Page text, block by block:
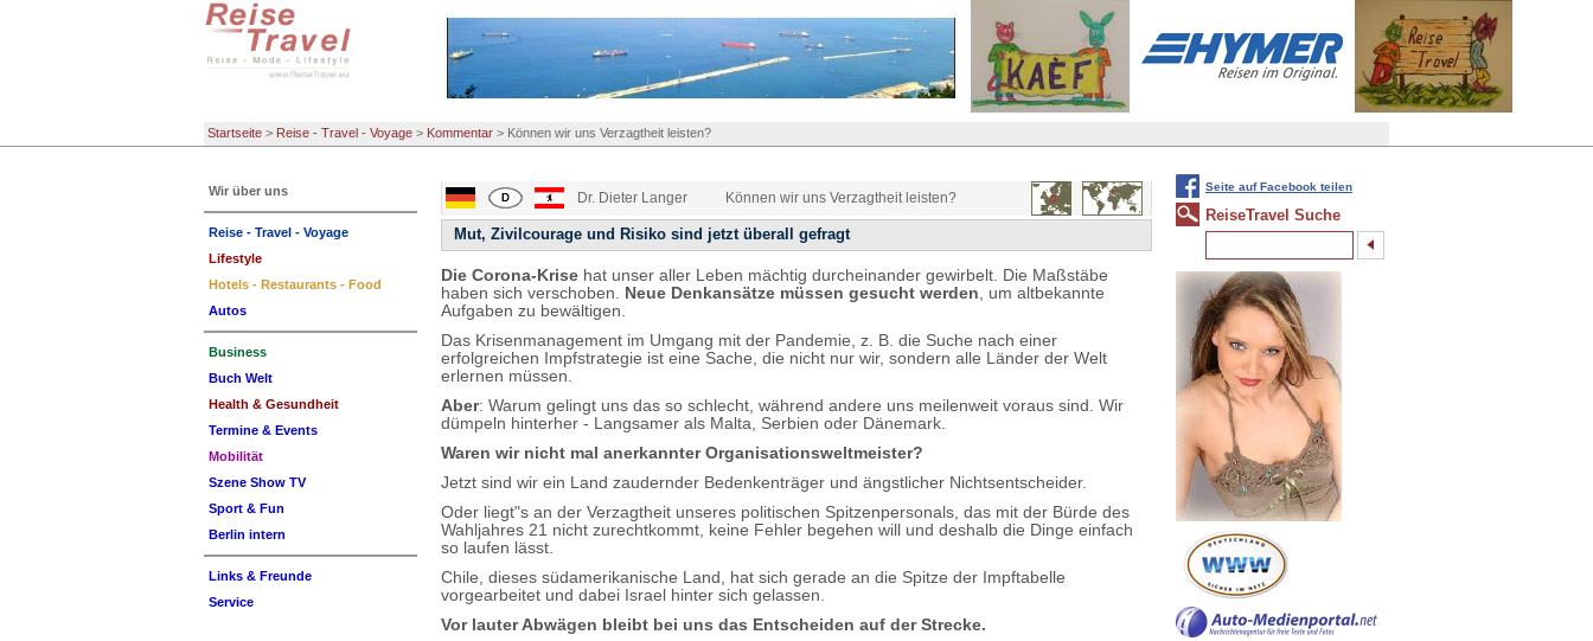
Startseite > Reise - Travel - Voyage > Kommentar > Können wir uns Verzagtheit leisten?
Dr. Dieter Langer Können wir uns Verzagtheit leisten?
Mut, Zivilcourage und Risiko sind jetzt überall gefragt
Die Corona-Krise hat unser aller Leben mächtig durcheinander gewirbelt. Die Maßstäbe
haben sich verschoben. Neue Denkansätze müssen gesucht werden , um altbekannte
Aufgaben zu bewältigen.
Das Krisenmanagement im Umgang mit der Pandemie, z. B. die Suche nach einer
erfolgreichen Impfstrategie ist eine Sache, die nicht nur wir, sondern alle Länder der Welt
erlernen müssen.
Aber: Warum gelingt uns das so schlecht, während andere uns meilenweit voraus sind. Wir
dümpeln hinterher - Langsamer als Malta, Serbien oder Dänemark.
Waren wir nicht mal anerkannter Organisationsweltmeister?
Jetzt sind wir ein Land zaudernder Bedenkenträger und ängstlicher Nichtsentscheider.
Oder liegt"s an der Verzagtheit unseres politischen Spitzenpersonals, das mit der Bürde des
Wahljahres 21 nicht zurechtkommt, keine Fehler begehen will und deshalb die Dinge einfach
so laufen lässt.
Chile, dieses südamerikanische Land, hat sich gerade an die Spitze der Impftabelle
vorgearbeitet und dabei Israel hinter sich gelassen.
Vor lauter Abwägen bleibt bei uns das Entscheiden auf der Strecke.
Wir über uns
Reise - Travel - Voyage
Lifestyle
Hotels - Restaurants - Food
Autos
Business
Buch Welt
Health & Gesundheit
Termine & Events
Mobilität
Szene Show TV
Sport & Fun
Berlin intern
Links & Freunde
Service
Seite auf Facebook teilen
ReiseTravel Suche